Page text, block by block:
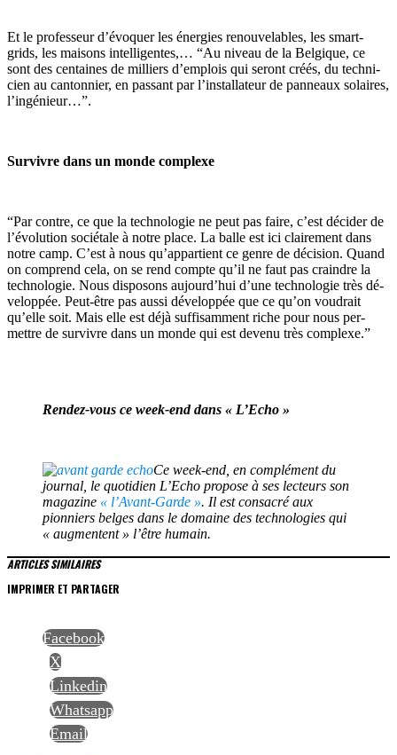
Et le pro­fes­seur d’évo­quer les éner­gies re­nou­ve­lables, les smart-
grids, les mai­sons in­tel­li­gentes,… “Au ni­veau de la Bel­gique, ce
sont des cen­taines de mil­liers d’em­plois qui se­ront créés, du tech­ni­
cien au can­ton­nier, en pas­sant par l’ins­tal­la­teur de pan­neaux so­laires,
l’in­gé­nieur…”.
Survivre dans un monde complexe
“Par contre, ce que la tech­no­lo­gie ne peut pas faire, c’est dé­ci­der de
l’évo­lu­tion so­cié­tale à notre place. La balle est ici clai­re­ment dans
notre camp. C’est à nous qu’ap­par­tient ce genre de dé­ci­sion. Quand
on com­prend cela, on se rend compte qu’il ne faut pas craindre la
tech­no­lo­gie. Nous dis­po­sons au­jour­d’hui d’une tech­no­lo­gie très dé­
ve­lop­pée. Peut-être pas aussi dé­ve­lop­pée que ce qu’on vou­drait
qu’elle soit. Mais elle est déjà suf­fi­sam­ment riche pour nous per­
mettre de sur­vivre dans un monde qui est de­venu très com­plexe.”
Rendez-vous ce week-end dans « L’Echo »
Ce week-end, en complément du
journal, le quotidien L’Echo propose à ses lecteurs son
magazine « l’Avant-Garde ». Il est consacré aux
pionniers belges dans le domaine des technologies qui
« augmentent » l’être humain.
ARTICLES SIMILAIRES
IMPRIMER ET PARTAGER
Facebook
X
Linkedin
Whatsapp
Email